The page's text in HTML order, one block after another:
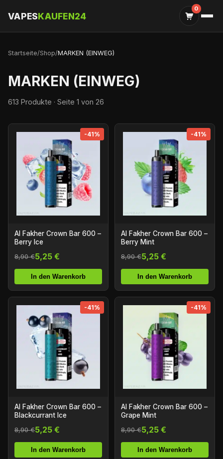
VAPESKAUFEN24
0
Startseite/Shop/MARKEN (EINWEG)
MARKEN (EINWEG)
613 Produkte · Seite 1 von 26
-41%
Al Fakher Crown Bar 600 –
Berry Ice
8,90 €5,25 €
In den Warenkorb
-41%
Al Fakher Crown Bar 600 –
Berry Mint
8,90 €5,25 €
In den Warenkorb
-41%
Al Fakher Crown Bar 600 –
Blackcurrant Ice
8,90 €5,25 €
In den Warenkorb
-41%
Al Fakher Crown Bar 600 –
Grape Mint
8,90 €5,25 €
In den Warenkorb